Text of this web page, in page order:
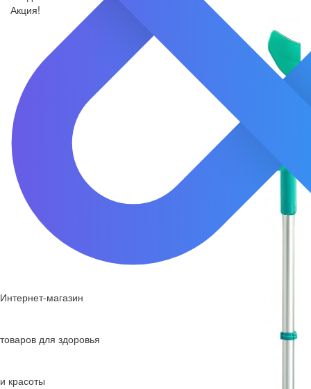
Интернет-магазин
товаров для здоровья
и красоты
Акция!